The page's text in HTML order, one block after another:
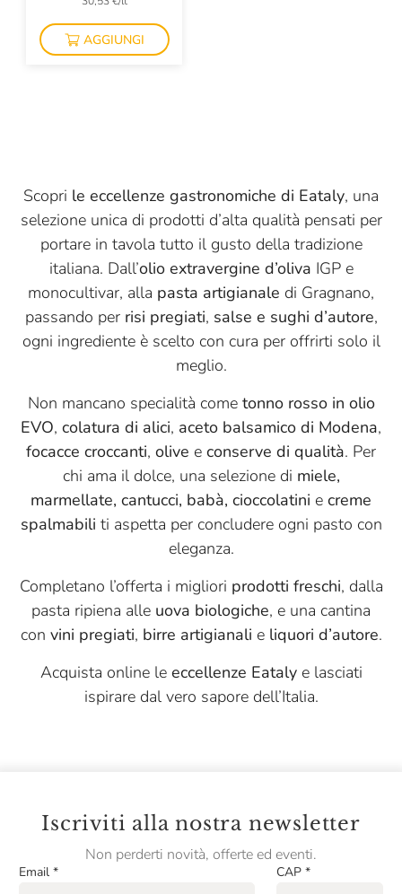
Mulino Marino
Pariani
Pasta Fresca Rossi
Pastificio Cardone
Perenzin Latteria
Planeta
Puglia Sapori
Quadro Carni
Quattro Portoni
Riolfi
S. Ilario
Sabadì
Salumificio Mannori
Salumificio Valverde
Scyavuru
Smeralda
AGGIUNGI
Scopri le eccellenze gastronomiche di Eataly, una
selezione unica di prodotti d’alta qualità pensati per
portare in tavola tutto il gusto della tradizione
italiana. Dall’olio extravergine d’oliva IGP e
monocultivar, alla pasta artigianale di Gragnano,
passando per risi pregiati, salse e sughi d’autore,
ogni ingrediente è scelto con cura per offrirti solo il
meglio.
Non mancano specialità come tonno rosso in olio
EVO, colatura di alici, aceto balsamico di Modena,
focacce croccanti, olive e conserve di qualità. Per
chi ama il dolce, una selezione di miele,
marmellate, cantucci, babà, cioccolatini e creme
spalmabili ti aspetta per concludere ogni pasto con
eleganza.
Completano l’offerta i migliori prodotti freschi, dalla
pasta ripiena alle uova biologiche, e una cantina
con vini pregiati, birre artigianali e liquori d’autore.
Acquista online le eccellenze Eatalye lasciati
ispirare dal vero sapore dell’Italia.
Iscriviti alla nostra newsletter
Non perderti novità, offerte ed eventi.
Email * CAP *